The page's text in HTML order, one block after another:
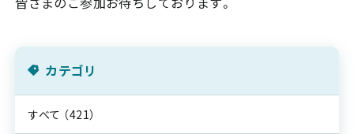
カテゴリ
すべて （421）